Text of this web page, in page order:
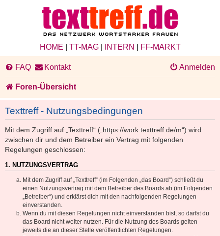
HOME TT-MAG| INTERN FF-MARKT
FAQ Kontakt Anmelden
Foren-Übersicht
Texttreff - Nutzungsbedingungen
Mit dem Zugriff auf „Texttreff“ („https://work.texttreff.de/m“) wird
zwischen dir und dem Betreiber ein Vertrag mit folgenden
Regelungen geschlossen:
1. NUTZUNGSVERTRAG
Mit dem Zugriff auf „Texttreff“ (im Folgenden „das Board“) schließt du
einen Nutzungsvertrag mit dem Betreiber des Boards ab (im Folgenden
„Betreiber“) und erklärst dich mit den nachfolgenden Regelungen
einverstanden.
Wenn du mit diesen Regelungen nicht einverstanden bist, so darfst du
das Board nicht weiter nutzen. Für die Nutzung des Boards gelten
jeweils die an dieser Stelle veröffentlichten Regelungen.